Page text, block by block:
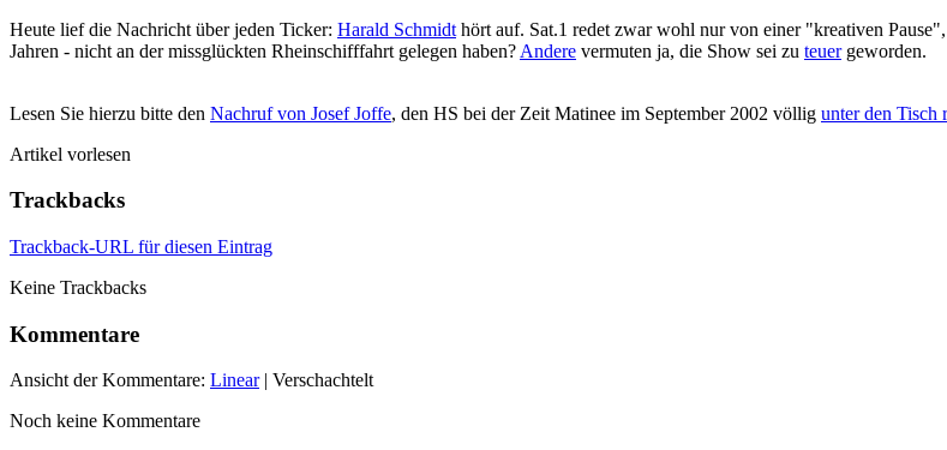
Heute lief die Nachricht über jeden Ticker: Harald Schmidt hört auf. Sat.1 redet zwar wohl nur von einer "kreativen
Jahren - nicht an der missglückten Rheinschifffahrt gelegen haben? Andere vermuten ja, die Show sei zu teuergeworden.
Lesen Sie hierzu bitte den Nachruf von Josef Joffe, den HS bei der Zeit Matinee im September 2002 völlig unter den Tisch
Artikel vorlesen
Trackbacks
Trackback-URL für diesen Eintrag
Keine Trackbacks
Kommentare
Ansicht der Kommentare: Linear| Verschachtelt
Noch keine Kommentare